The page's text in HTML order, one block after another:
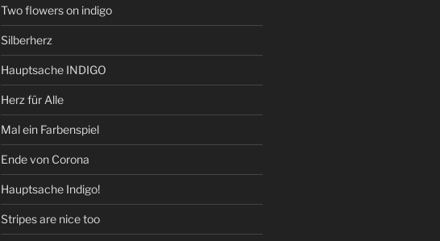
Two flowers on indigo
Silberherz
Hauptsache INDIGO
Herz für Alle
Mal ein Farbenspiel
Ende von Corona
Hauptsache Indigo!
Stripes are nice too